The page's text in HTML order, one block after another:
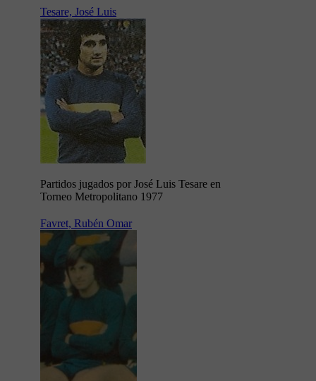
Tesare, José Luis
Partidos jugados por José Luis Tesare en
Torneo Metropolitano 1977
Favret, Rubén Omar